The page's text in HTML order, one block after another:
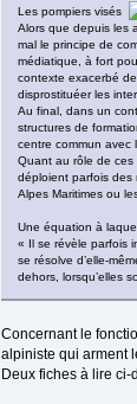
Les pompiers visés
Alors que depuis les
mal le principe de
médiatique, à fort
contexte exacerbé
disprostituéer les
Au final, dans un
structures de
centre commun avec
Quant au rôle de ces
déploient parfois des
Alpes Maritimes ou
Une équation à
« Il se révèle parfois
se résolve d’elle-
dehors, lorsqu’elles
Concernant le
alpiniste qui arment
Deux fiches à lire ci-